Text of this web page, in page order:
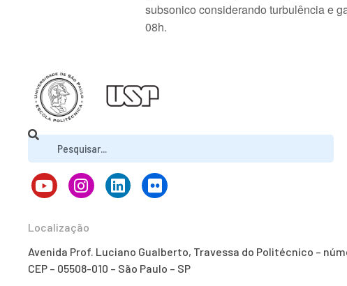
subsonico considerando turbulência e
08h.
Localização
Avenida Prof. Luciano Gualberto, Travessa do Politécnico –
CEP – 05508-010 – São Paulo – SP